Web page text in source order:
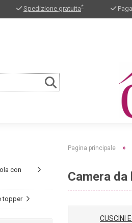
Spedizione gratuita*
Pagina principale »
Camera
CUSCINI
con
topper